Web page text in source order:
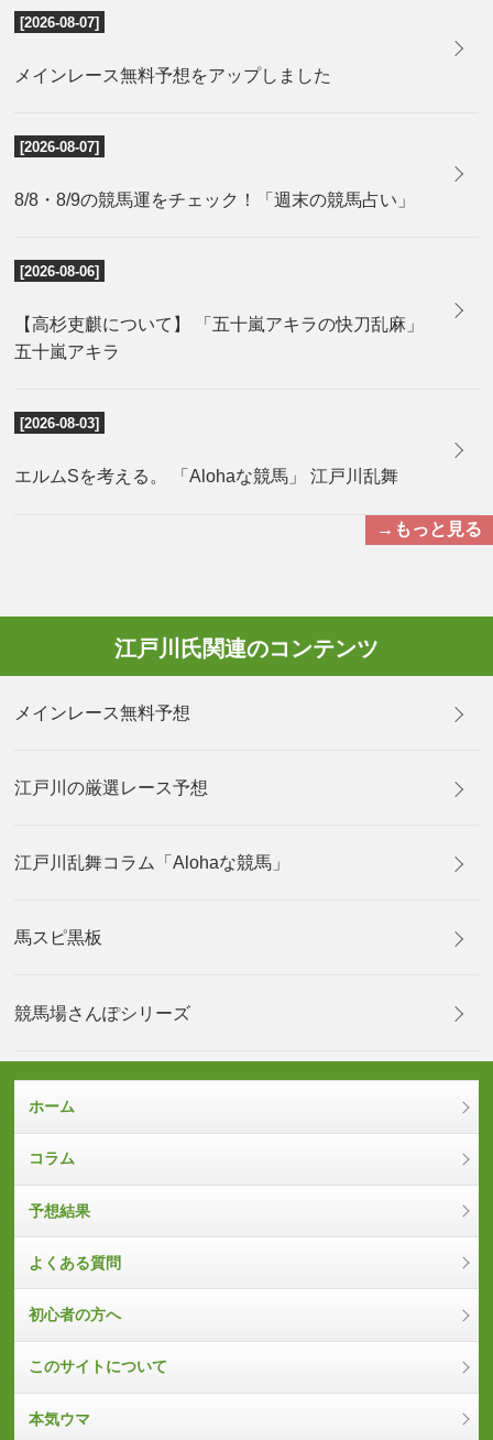
[2026-08-07]
メインレース無料予想をアップしました
[2026-08-07]
8/8・8/9の競馬運をチェック！「週末の競馬占い」
[2026-08-06]
【高杉吏麒について】 「五十嵐アキラの快刀乱麻」
五十嵐アキラ
[2026-08-03]
エルムSを考える。 「Alohaな競馬」 江戸川乱舞
→もっと見る
江戸川氏関連のコンテンツ
メインレース無料予想
江戸川の厳選レース予想
江戸川乱舞コラム「Alohaな競馬」
馬スピ黒板
競馬場さんぽシリーズ
ホーム
コラム
予想結果
よくある質問
初心者の方へ
このサイトについて
本気ウマ